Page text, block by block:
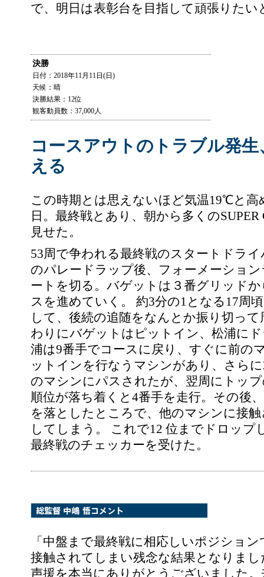
で、明日は表彰台を目指して頑張りたい
決勝
日付：2018年11月11日(日)
天候：晴
決勝結果：12位
観客動員数：37,000人
コースアウトのトラブル発
える
この時期とは思えないほど気温19℃と高
日。最終戦とあり、朝から多くの
見せた。
53周で争われる最終戦のスタートドラ
のパレードラップ後、フォーメーショ
ートを切る。バゲットは３番グリッド
スを進めていく。 約3分の1となる17周
して、後続の追随をなんとか振り切っ
わりにバゲットはピットイン、松浦に
浦は9番手でコースに戻り、すぐに前の
ットインを行なうマシンがあり、さら
のマシンにパスされたが、翌周にトッ
順位が落ち着くと4番手を走行。その後
を落としたところで、他のマシンに接
してしまう。 これで12 位までドロッ
最終戦のチェッカーを受けた。
「中盤まで最終戦に相応しいポジショ
接触されてしまい残念な結果となりま
声援を本当にありがとうございました